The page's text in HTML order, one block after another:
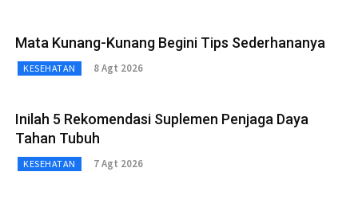
Mata Kunang-Kunang Begini Tips Sederhananya
KESEHATAN 8 Agt 2026
Inilah 5 Rekomendasi Suplemen Penjaga Daya
Tahan Tubuh
KESEHATAN 7 Agt 2026